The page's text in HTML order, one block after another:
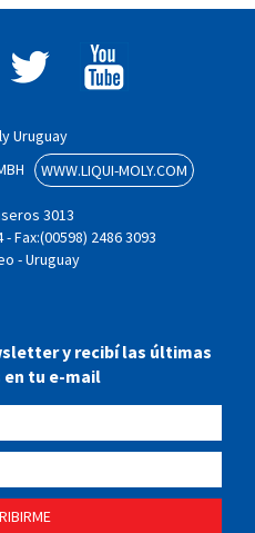
Uruguay
WWW.LIQUI-MOLY.COM
3013
Fax:(00598) 2486 3093
- Uruguay
y recibí las últimas
en tu e-mail